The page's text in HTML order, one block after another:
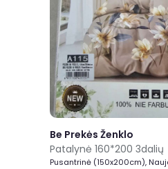
Be Prekės Ženklo
Patalynė 160*200 3dalių
Pusantrinė (150x200cm),